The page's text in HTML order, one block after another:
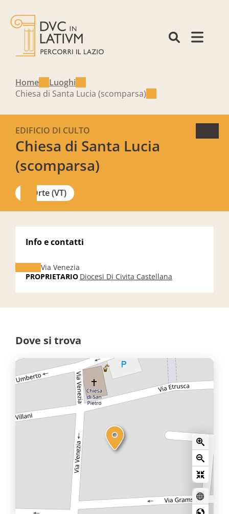
Home
Luoghi
Chiesa di Santa Lucia (scomparsa)
Chiesa di Santa Lucia
(scomparsa)
EDIFICIO DI CULTO
Orte (VT)
Info e contatti
Via Venezia
PROPRIETARIO Diocesi Di Civita Castellana
Dove si trova